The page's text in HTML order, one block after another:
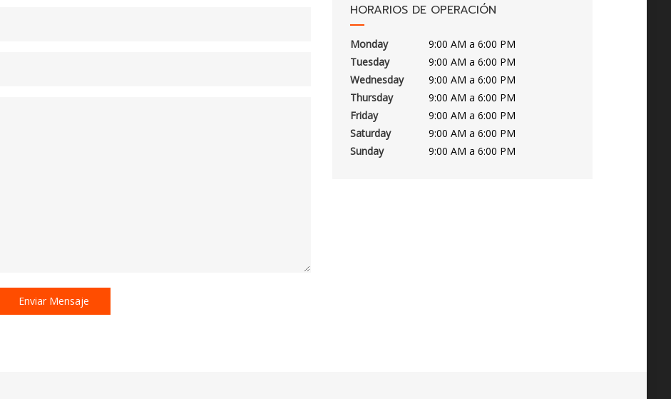
HORARIOS DE OPERACIÓN
Monday
9:00 AM a 6:00 PM
Tuesday
9:00 AM a 6:00 PM
Wednesday
9:00 AM a 6:00 PM
Thursday
9:00 AM a 6:00 PM
Friday
9:00 AM a 6:00 PM
Saturday
9:00 AM a 6:00 PM
Sunday
9:00 AM a 6:00 PM